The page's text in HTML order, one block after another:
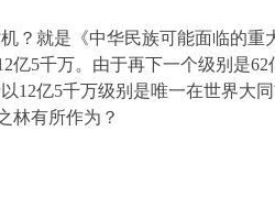
就是《中华民族可能面临的重
亿5千万。由于再下一个级别是
12亿5千万级别是唯一在世界大
林有所作为？